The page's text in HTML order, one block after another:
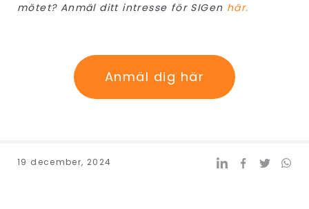
mötet? Anmäl ditt intresse för SIGen här.
Anmäl dig här
19 december, 2024